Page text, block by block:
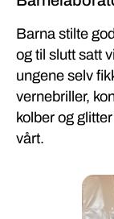
Barna stilte
og til slutt satt
ungene selv
vernebriller,
kolber og
vårt.